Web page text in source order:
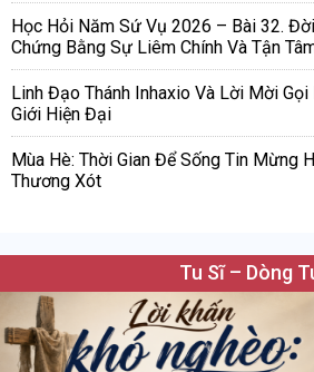
Học Hỏi Năm Sứ Vụ 2026 – Bài 32.
Chứng Bằng Sự Liêm Chính Và Tận
Linh Đạo Thánh Inhaxio Và Lời Mời Gọi
Giới Hiện Đại
Mùa Hè: Thời Gian Để Sống Tin Mừng
Thương Xót
Tu Sĩ – Dòng